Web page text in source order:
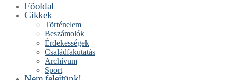
Főoldal
Cikkek
Történelem
Beszámolók
Érdekességek
Családfakutatás
Archívum
Sport